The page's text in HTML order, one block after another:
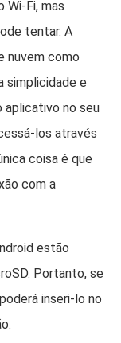
Wi-Fi, mas
tentar. A
nuvem como
simplicidade e
aplicativo no seu
los através
coisa é que
com a
estão
Portanto, se
inseri-lo no